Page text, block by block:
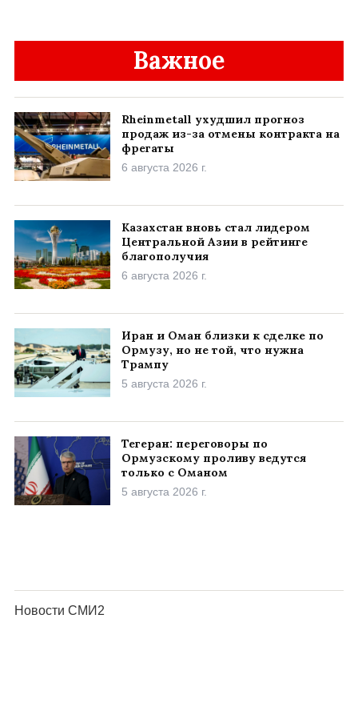
Важное
Rheinmetall ухудшил прогноз
продаж из-за отмены контракта на
фрегаты
6 августа 2026 г.
Казахстан вновь стал лидером
Центральной Азии в рейтинге
благополучия
6 августа 2026 г.
Иран и Оман близки к сделке по
Ормузу, но не той, что нужна
Трампу
5 августа 2026 г.
Тегеран: переговоры по
Ормузскому проливу ведутся
только с Оманом
5 августа 2026 г.